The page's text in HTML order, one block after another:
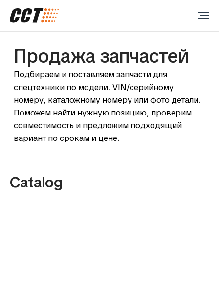
Подбираем и поставляем запчасти для
спецтехники по модели, VIN/серийному
номеру, каталожному номеру или фото детали.
Поможем найти нужную позицию, проверим
совместимость и предложим подходящий
вариант по срокам и цене.
Catalog